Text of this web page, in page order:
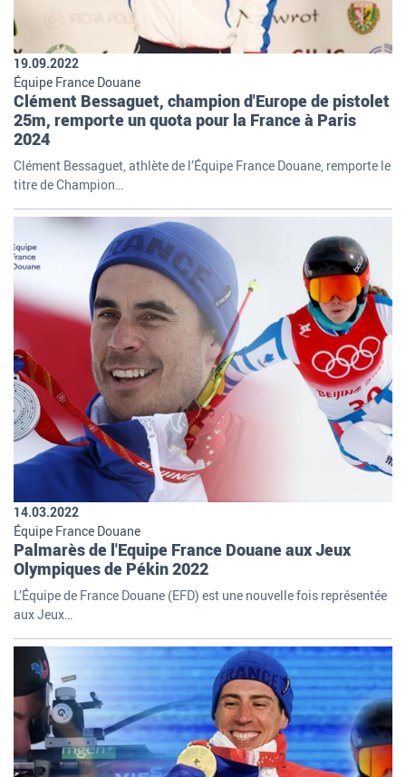
19.09.2022
Équipe France Douane
Clément Bessaguet, champion d'Europe de pistolet
25m, remporte un quota pour la France à Paris
2024
Clément Bessaguet, athlète de l’Équipe France Douane, remporte le
titre de Champion…
14.03.2022
Équipe France Douane
Palmarès de l'Equipe France Douane aux Jeux
Olympiques de Pékin 2022
L’Équipe de France Douane (EFD) est une nouvelle fois représentée
aux Jeux…